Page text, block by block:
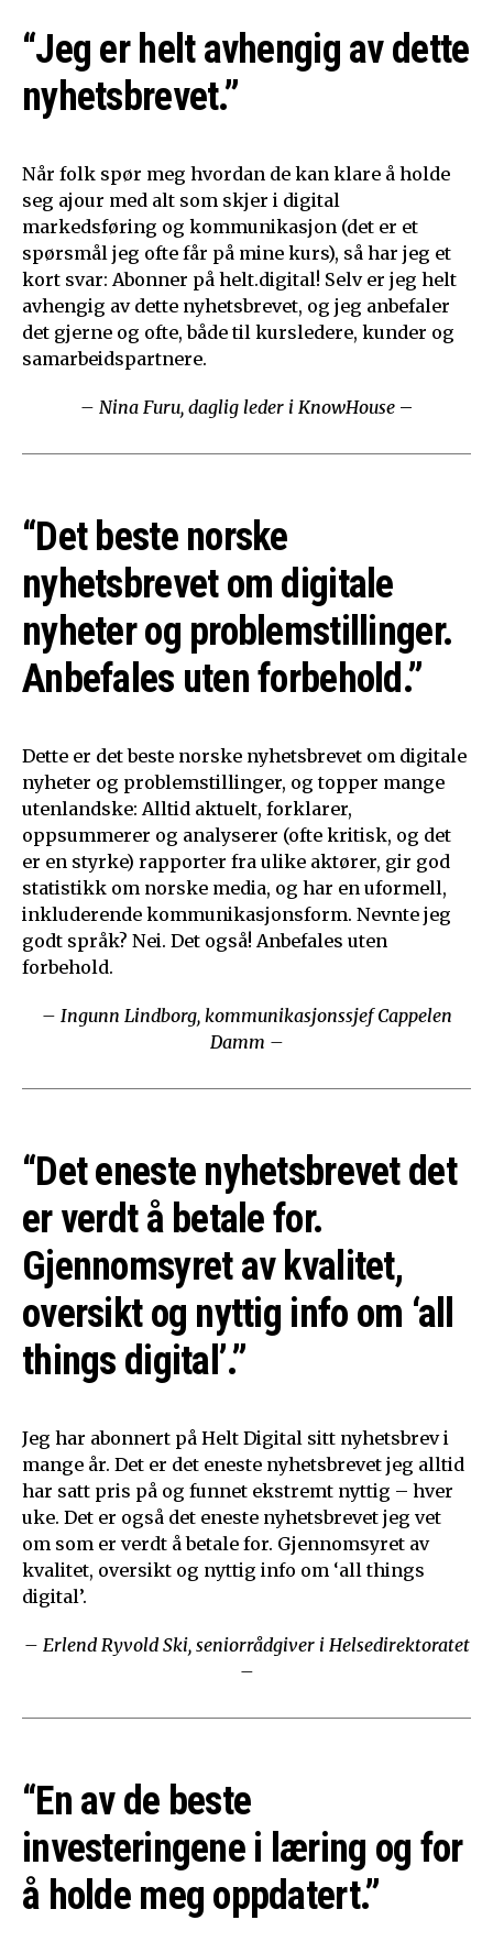
“Jeg er helt avhengig av dette
nyhetsbrevet.”
Når folk spør meg hvordan de kan klare å holde
seg ajour med alt som skjer i digital
markedsføring og kommunikasjon (det er et
spørsmål jeg ofte får på mine kurs), så har jeg et
kort svar: Abonner på helt.digital! Selv er jeg helt
avhengig av dette nyhetsbrevet, og jeg anbefaler
det gjerne og ofte, både til kursledere, kunder og
samarbeidspartnere.
– Nina Furu, daglig leder i KnowHouse –
“Det beste norske
nyhetsbrevet om digitale
nyheter og problemstillinger.
Anbefales uten forbehold.”
Dette er det beste norske nyhetsbrevet om digitale
nyheter og problemstillinger, og topper mange
utenlandske: Alltid aktuelt, forklarer,
oppsummerer og analyserer (ofte kritisk, og det
er en styrke) rapporter fra ulike aktører, gir god
statistikk om norske media, og har en uformell,
inkluderende kommunikasjonsform. Nevnte jeg
godt språk? Nei. Det også! Anbefales uten
forbehold.
– Ingunn Lindborg, kommunikasjonssjef Cappelen
Damm –
“Det eneste nyhetsbrevet det
er verdt å betale for.
Gjennomsyret av kvalitet,
oversikt og nyttig info om ‘all
things digital’.”
Jeg har abonnert på Helt Digital sitt nyhetsbrev i
mange år. Det er det eneste nyhetsbrevet jeg alltid
har satt pris på og funnet ekstremt nyttig – hver
uke. Det er også det eneste nyhetsbrevet jeg vet
om som er verdt å betale for. Gjennomsyret av
kvalitet, oversikt og nyttig info om ‘all things
digital’.
– Erlend Ryvold Ski, seniorrådgiver i Helsedirektoratet
–
“En av de beste
investeringene i læring og for
å holde meg oppdatert.”